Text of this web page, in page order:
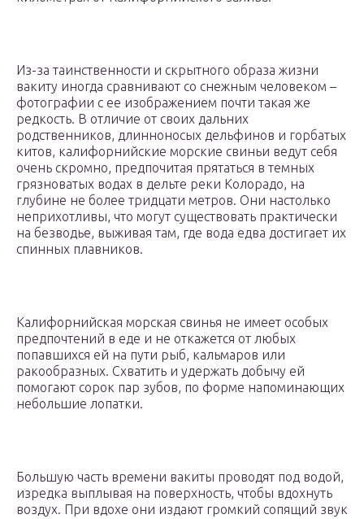
Из-за таинственности и скрытного образа жизни
вакиту иногда сравнивают со снежным человеком –
фотографии с ее изображением почти такая же
редкость. В отличие от своих дальних
родственников, длинноносых дельфинов и горбатых
китов, калифорнийские морские свиньи ведут себя
очень скромно, предпочитая прятаться в темных
грязноватых водах в дельте реки Колорадо, на
глубине не более тридцати метров. Они настолько
неприхотливы, что могут существовать практически
на безводье, выживая там, где вода едва достигает их
спинных плавников.
Калифорнийская морская свинья не имеет особых
предпочтений в еде и не откажется от любых
попавшихся ей на пути рыб, кальмаров или
ракообразных. Схватить и удержать добычу ей
помогают сорок пар зубов, по форме напоминающих
небольшие лопатки.
Большую часть времени вакиты проводят под водой,
изредка выплывая на поверхность, чтобы вдохнуть
воздух. При вдохе они издают громкий сопящий звук